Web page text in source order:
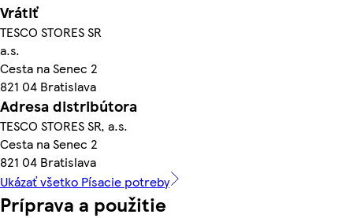
Vrátiť
TESCO STORES SR
a.s.
Cesta na Senec 2
821 04 Bratislava
Adresa distribútora
TESCO STORES SR, a.s.
Cesta na Senec 2
821 04 Bratislava
Ukázať všetko Písacie potreby
Príprava a použitie